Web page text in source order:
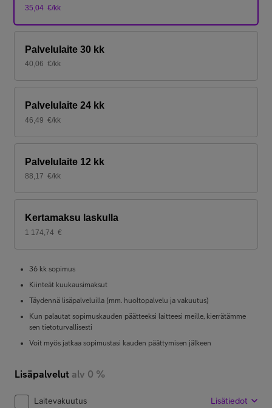
35,04 €/kk
Palvelulaite 30 kk
40,06 €/kk
Palvelulaite 24 kk
46,49 €/kk
Palvelulaite 12 kk
88,17 €/kk
Kertamaksu laskulla
1 174,74 €
36 kk sopimus
Kiinteät kuukausimaksut
Täydennä lisäpalveluilla (mm. huoltopalvelu ja vakuutus)
Kun palautat sopimuskauden päätteeksi laitteesi meille, kierrätämme
sen tietoturvallisesti
Voit myös jatkaa sopimustasi kauden päättymisen jälkeen
Lisäpalvelut alv 0 %
Laitevakuutus Lisätiedot